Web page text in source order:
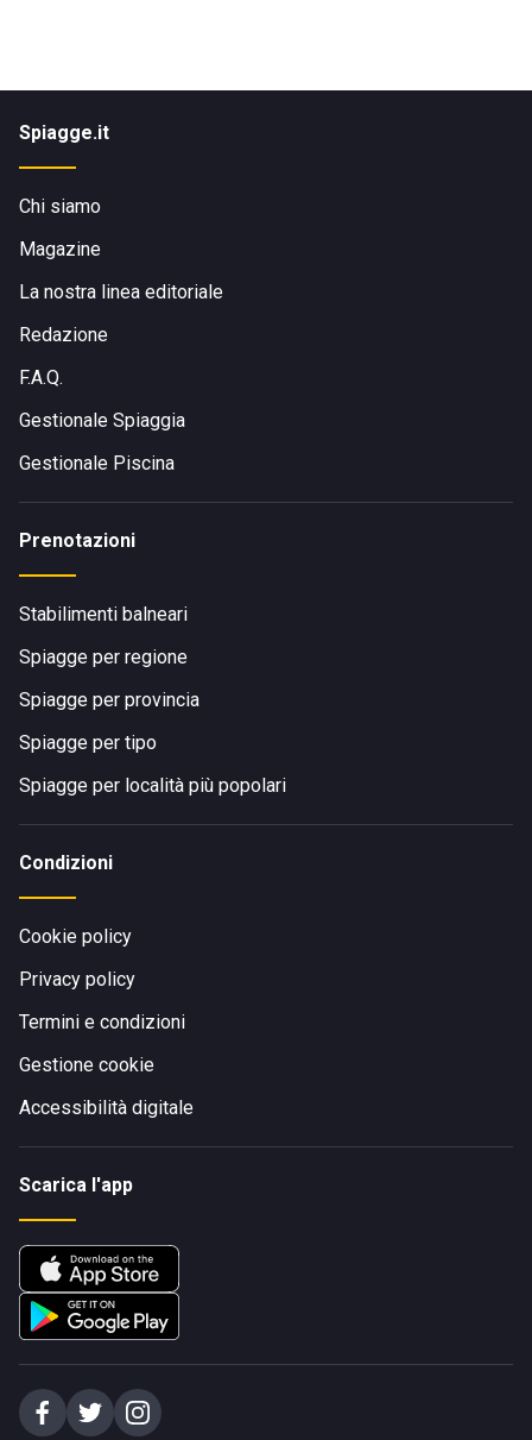
Spiagge.it
Chi siamo
Magazine
La nostra linea editoriale
Redazione
F.A.Q.
Gestionale Spiaggia
Gestionale Piscina
Prenotazioni
Stabilimenti balneari
Spiagge per regione
Spiagge per provincia
Spiagge per tipo
Spiagge per località più popolari
Condizioni
Cookie policy
Privacy policy
Termini e condizioni
Gestione cookie
Accessibilità digitale
Scarica l'app